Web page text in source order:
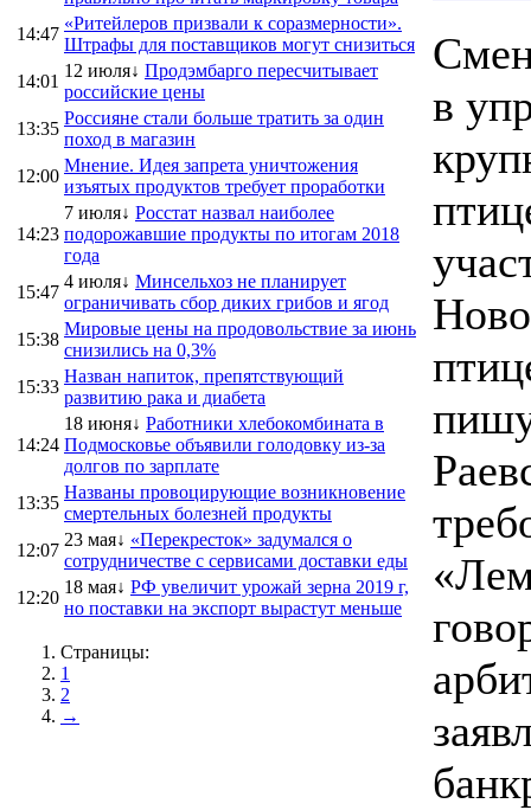
14:47
«Ритейлеров призвали к соразмерности».
Штрафы для поставщиков могут снизиться
14:01
12 июля↓ Продэмбарго пересчитывает
российские цены
13:35
Россияне стали больше тратить за один
поход в магазин
12:00
Мнение. Идея запрета уничтожения
изъятых продуктов требует проработки
14:23
7 июля↓ Росстат назвал наиболее
подорожавшие продукты по итогам 2018
года
15:47
4 июля↓ Минсельхоз не планирует
ограничивать сбор диких грибов и ягод
15:38
Мировые цены на продовольствие за июнь
снизились на 0,3%
15:33
Назван напиток, препятствующий
развитию рака и диабета
14:24
18 июня↓ Работники хлебокомбината в
Подмосковье объявили голодовку из-за
долгов по зарплате
13:35
Названы провоцирующие возникновение
смертельных болезней продукты
12:07
23 мая↓ «Перекресток» задумался о
сотрудничестве с сервисами доставки еды
12:20
18 мая↓ РФ увеличит урожай зерна 2019 г,
но поставки на экспорт вырастут меньше
Страницы:
1
2
→
в